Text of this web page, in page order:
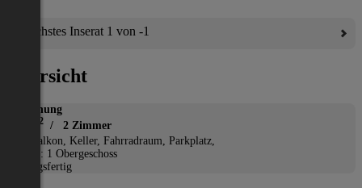
Nächstes Inserat 1 von -1
Übersicht
Wohnung
2 / 2 Zimmer
Balkon, Keller, Fahrradraum, Parkplatz,
Etage: 1 Obergeschoss
Bezugsfertig